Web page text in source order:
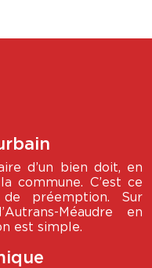
d’un bien doit, en
commune. C’est ce
préemption. Sur
Méaudre en
est simple.